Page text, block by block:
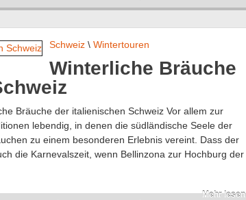
Schweiz \ Wintertouren
Winterliche Bräuche
Bräuche der italienischen Schweiz Vor allem zur
lebendig, in denen die südländische Seele der
zu einem besonderen Erlebnis vereint. Dass der
die Karnevalszeit, wenn Bellinzona zur Hochburg der
Mehr lesen